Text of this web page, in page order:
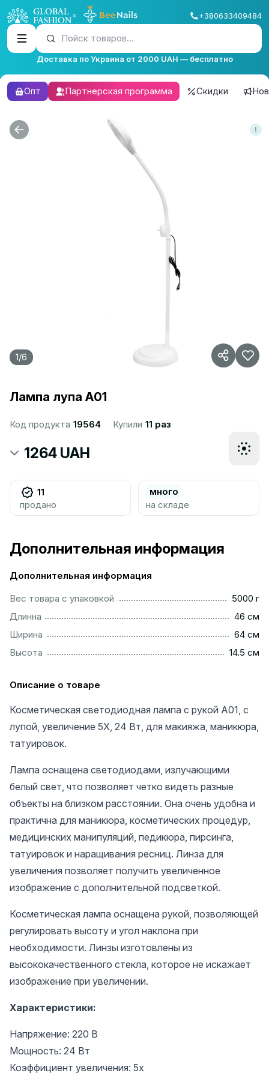
+380633409484
Пойск товаров...
Доставка по Украина от 2000 UAH — бесплатно
Опт Партнерская программа Скидки
1/6
Лампа лупа А01
Код продукта 19564 Купили 11 раз
1264 UAH
11
продано
много
на складе
Дополнительная информация
Дополнительная информация
Вес товара с упаковкой
5000 г
Длинна
46 см
Ширина
64 см
Высота
14.5 см
Описание о товаре
Косметическая светодиодная лампа с рукой A01, с
лупой, увеличение 5X, 24 Вт, для макияжа, маникюра,
татуировок.
Лампа оснащена светодиодами, излучающими
белый свет, что позволяет четко видеть разные
объекты на близком расстоянии. Она очень удобна и
практична для маникюра, косметических процедур,
медицинских манипуляций, педикюра, пирсинга,
татуировок и наращивания ресниц. Линза для
увеличения позволяет получить увеличенное
изображение с дополнительной подсветкой.
Косметическая лампа оснащена рукой, позволяющей
регулировать высоту и угол наклона при
необходимости. Линзы изготовлены из
высококачественного стекла, которое не искажает
изображение при увеличении.
Характеристики:
Напряжение: 220 В
Мощность: 24 Вт
Коэффициент увеличения: 5x